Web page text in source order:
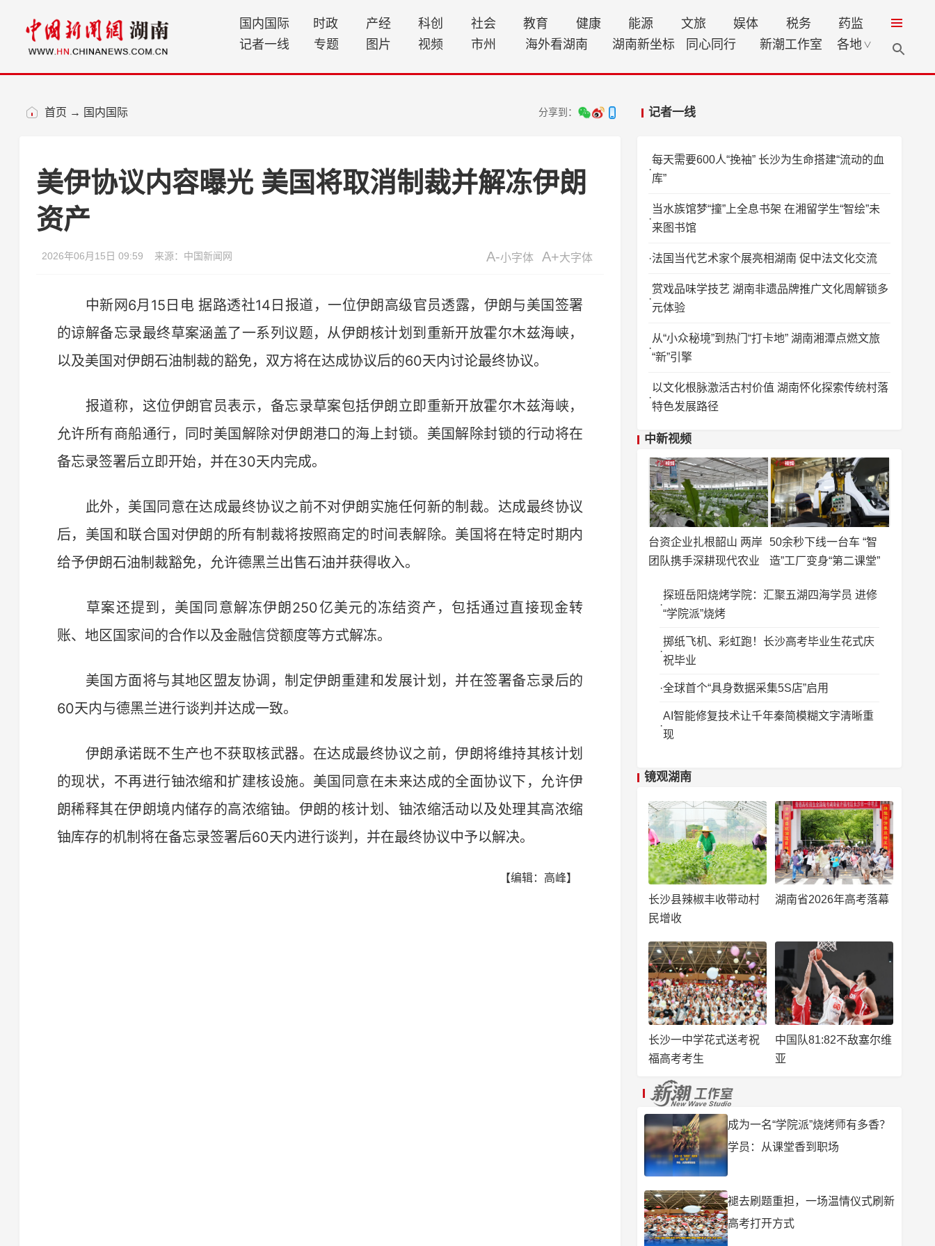
国内国际 时政 产经 科创 社会 教育 健康 能源 文旅 娱体 税务
药监
记者一线
专题 图片 视频 市州 海外看湖南 湖南新坐标 同心同行 新潮工作室 各地 ∨
首页 → 国内国际 分享到： 记者一线
美伊协议内容曝光 美国将取消制裁并解冻伊朗
资产
2026年06月15日 09:59 来源：中国新闻网 A-小字体 A+大字体
中新网6月15日电 据路透社14日报道，一位伊朗高级官员透露，伊朗与美国签署
的谅解备忘录最终草案涵盖了一系列议题，从伊朗核计划到重新开放霍尔木兹海峡，
以及美国对伊朗石油制裁的豁免，双方将在达成协议后的60天内讨论最终协议。
报道称，这位伊朗官员表示，备忘录草案包括伊朗立即重新开放霍尔木兹海峡，
允许所有商船通行，同时美国解除对伊朗港口的海上封锁。美国解除封锁的行动将在
备忘录签署后立即开始，并在30天内完成。
此外，美国同意在达成最终协议之前不对伊朗实施任何新的制裁。达成最终协议
后，美国和联合国对伊朗的所有制裁将按照商定的时间表解除。美国将在特定时期内
给予伊朗石油制裁豁免，允许德黑兰出售石油并获得收入。
草案还提到，美国同意解冻伊朗250亿美元的冻结资产，包括通过直接现金转
账、地区国家间的合作以及金融信贷额度等方式解冻。
美国方面将与其地区盟友协调，制定伊朗重建和发展计划，并在签署备忘录后的
60天内与德黑兰进行谈判并达成一致。
伊朗承诺既不生产也不获取核武器。在达成最终协议之前，伊朗将维持其核计划
的现状，不再进行铀浓缩和扩建核设施。美国同意在未来达成的全面协议下，允许伊
朗稀释其在伊朗境内储存的高浓缩铀。伊朗的核计划、铀浓缩活动以及处理其高浓缩
铀库存的机制将在备忘录签署后60天内进行谈判，并在最终协议中予以解决。
【编辑：高峰】
每天需要600人“挽袖” 长沙为生命搭建“流动的血
库”
当水族馆梦“撞”上全息书架 在湘留学生“智绘”未
来图书馆
法国当代艺术家个展亮相湖南 促中法文化交流
赏戏品味学技艺 湖南非遗品牌推广文化周解锁多
元体验
从“小众秘境”到热门“打卡地” 湖南湘潭点燃文旅
“新”引擎
以文化根脉激活古村价值 湖南怀化探索传统村落
特色发展路径
中新视频
台资企业扎根韶山 两岸
团队携手深耕现代农业
50余秒下线一台车 “智
造”工厂变身“第二课堂”
探班岳阳烧烤学院：汇聚五湖四海学员 进修
“学院派”烧烤
掷纸飞机、彩虹跑！长沙高考毕业生花式庆
祝毕业
全球首个“具身数据采集5S店”启用
AI智能修复技术让千年秦简模糊文字清晰重
现
镜观湖南
长沙县辣椒丰收带动村
民增收
湖南省2026年高考落幕
长沙一中学花式送考祝
福高考考生
中国队81:82不敌塞尔维
亚
成为一名“学院派”烧烤师有多香？
学员：从课堂香到职场
褪去刷题重担，一场温情仪式刷新
高考打开方式